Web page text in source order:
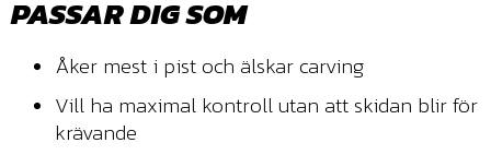
PASSAR DIG SOM
Åker mest i pist och älskar carving
Vill ha maximal kontroll utan att skidan blir för
krävande